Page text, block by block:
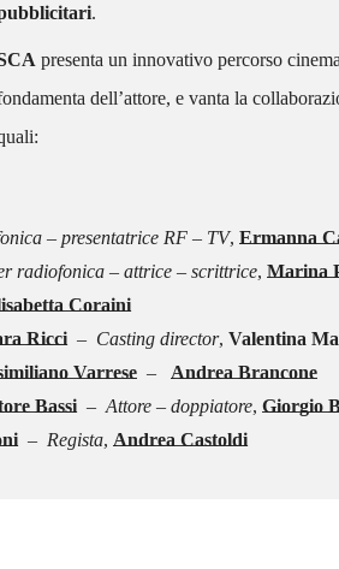
.
presenta un innovativo percorso
dell’attore, e vanta la
– presentatrice RF – TV, Ermanna
radiofonica – attrice – scrittrice, Marina
Coraini
Ricci– Casting director, Valentina
Varrese –
Andrea Brancone
Bassi– Attore – doppiatore, Giorgio
– Regista, Andrea Castoldi